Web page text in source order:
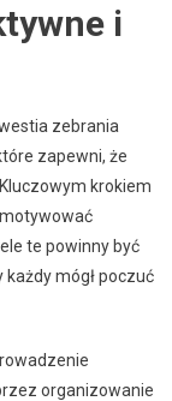
i
zebrania
zapewni, że
krokiem
te powinny być
mógł poczuć
organizowanie